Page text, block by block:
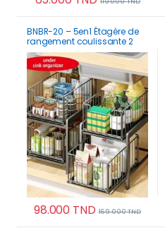
BNBR-20 – 5en1 Étagère de
rangement coulissante 2
Niveaux acier inoxydable
98.000 TND 169.000TND